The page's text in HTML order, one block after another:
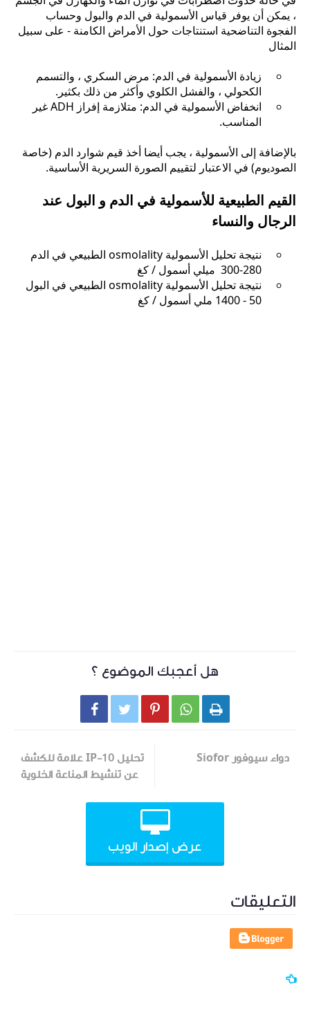
، يمكن أن يوفر قياس الأسمولية في الدم والبول وحساب
الفجوة التناضحية استنتاجات حول الأمراض الكامنة - على سبيل
المثال
زيادة الأسمولية في الدم: مرض السكري ، والتسمم
الكحولي ، والفشل الكلوي وأكثر من ذلك بكثير.
انخفاض الأسمولية في الدم: متلازمة إفراز ADH غير
المناسب.
بالإضافة إلى الأسمولية ، يجب أيضا أخذ قيم شوارد الدم (خاصة
الصوديوم) في الاعتبار لتقييم الصورة السريرية الأساسية.
القيم الطبيعية للأسمولية في الدم و البول عند
الرجال والنساء
نتيجة تحليل الأسمولية osmolality الطبيعي في الدم
280-300 ميلي أسمول / كغ
نتيجة تحليل الأسمولية osmolality الطبيعي في البول
50 - 1400 ملي أسمول / كغ
هل أعجبك الموضوع ؟
    
دواء سيوفور Siofor
تحليل IP-10 علامة للكشف
عن تنشيط المناعة الخلوية
عرض إصدار الويب
التعليقات